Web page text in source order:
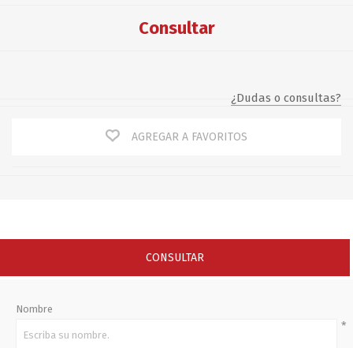
Consultar
¿Dudas o consultas?
AGREGAR A FAVORITOS
CONSULTAR
Nombre
*